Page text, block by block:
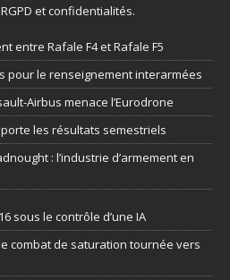
RGPD et confidentialités.
entre Rafale F4 et Rafale F5
pour le renseignement interarmées
Airbus menace l’Eurodrone
les résultats semestriels
: l’industrie d’armement en
sous le contrôle d’une IA
combat de saturation tournée vers